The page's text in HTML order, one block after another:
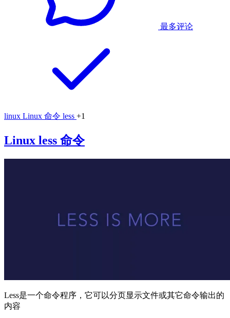
最多评论
linux Linux 命令 less +1
Linux less 命令
Less是一个命令程序，它可以分页显示文件或其它命令输出的
内容